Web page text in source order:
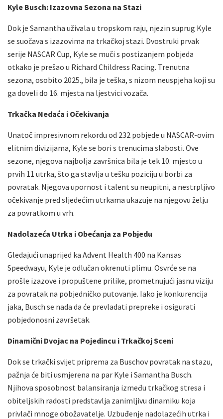
Kyle Busch: Izazovna Sezona na Stazi
Dok je Samantha uživala u tropskom raju, njezin suprug Kyle
se suočava s izazovima na trkačkoj stazi. Dvostruki prvak
serije NASCAR Cup, Kyle se muči s postizanjem pobjeda
otkako je prešao u Richard Childress Racing. Trenutna
sezona, osobito 2025., bila je teška, s nizom neuspjeha koji su
ga doveli do 16. mjesta na ljestvici vozača.
Trkačka Nedaća i Očekivanja
Unatoč impresivnom rekordu od 232 pobjede u NASCAR-ovim
elitnim divizijama, Kyle se bori s trenucima slabosti. Ove
sezone, njegova najbolja završnica bila je tek 10. mjesto u
prvih 11 utrka, što ga stavlja u tešku poziciju u borbi za
povratak. Njegova upornost i talent su neupitni, a nestrpljivo
očekivanje pred sljedećim utrkama ukazuje na njegovu želju
za povratkom u vrh.
Nadolazeća Utrka i Obećanja za Pobjedu
Gledajući unaprijed ka Advent Health 400 na Kansas
Speedwayu, Kyle je odlučan okrenuti plimu. Osvrće se na
prošle izazove i propuštene prilike, prometnujući jasnu viziju
za povratak na pobjedničko putovanje. Iako je konkurencija
jaka, Busch se nada da će prevladati prepreke i osigurati
pobjedonosni završetak.
Dinamični Dvojac na Pojedincu i Trkačkoj Sceni
Dok se trkački svijet priprema za Buschov povratak na stazu,
pažnja će biti usmjerena na par Kyle i Samantha Busch.
Njihova sposobnost balansiranja između trkačkog stresa i
obiteljskih radosti predstavlja zanimljivu dinamiku koja
privlači mnoge obožavatelje. Uzbuđenje nadolazećih utrka i